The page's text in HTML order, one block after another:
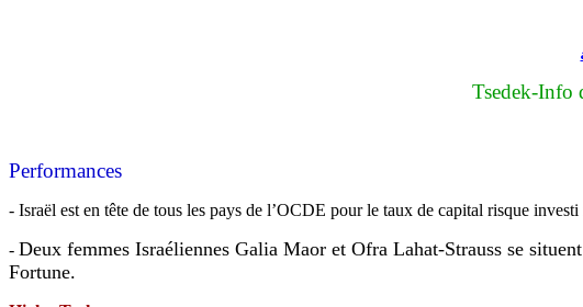
Tsedek-Info
Performances
- Israël est en tête de tous les pays de l’OCDE pour le taux de capital risque
- Deux femmes Israéliennes Galia Maor et Ofra Lahat-Strauss se
Fortune.